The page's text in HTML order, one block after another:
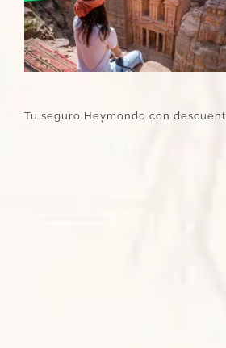
Tu seguro Heymondo con